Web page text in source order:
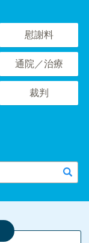
慰謝料
通院／治療
裁判